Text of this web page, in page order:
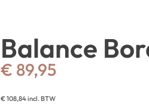
Balance
€ 89,95
€108,84incl. BTW